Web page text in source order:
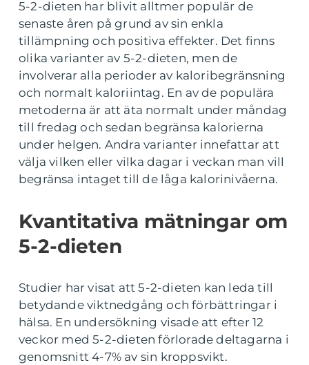
5-2-dieten har blivit alltmer populär de
senaste åren på grund av sin enkla
tillämpning och positiva effekter. Det finns
olika varianter av 5-2-dieten, men de
involverar alla perioder av kaloribegränsning
och normalt kaloriintag. En av de populära
metoderna är att äta normalt under måndag
till fredag och sedan begränsa kalorierna
under helgen. Andra varianter innefattar att
välja vilken eller vilka dagar i veckan man vill
begränsa intaget till de låga kalorinivåerna.
Kvantitativa mätningar om
5-2-dieten
Studier har visat att 5-2-dieten kan leda till
betydande viktnedgång och förbättringar i
hälsa. En undersökning visade att efter 12
veckor med 5-2-dieten förlorade deltagarna i
genomsnitt 4-7% av sin kroppsvikt.